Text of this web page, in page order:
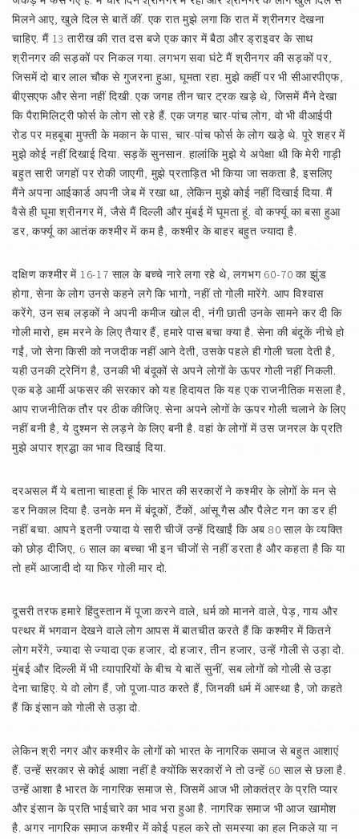
मिलने आए, खुले दिल से बातें कीं. एक रात मुझे लगा कि रात में श्रीनगर देखना
चाहिए. मैं 13 तारीख की रात दस बजे एक कार में बैठा और ड्राइवर के साथ
श्रीनगर की सड़कों पर निकल गया. लगभग सवा घंटे मैं श्रीनगर की सड़कों पर,
जिसमें दो बार लाल चौक से गुजरना हुआ, घूमता रहा. मुझे कहीं पर भी सीआरपीएफ,
बीएसएफ और सेना नहीं दिखी. एक जगह तीन चार ट्रक खड़े थे, जिसमें मैंने देखा
कि पैरामिलिट्री फोर्स के लोग सो रहे हैं. एक जगह चार-पांच लोग, वो भी वीआईपी
रोड पर महबूबा मुफ्ती के मकान के पास, चार-पांच फोर्स के लोग खड़े थे. पूरे शहर में
मुझे कोई नहीं दिखाई दिया. सड़कें सुनसान. हालांकि मुझे ये अपेक्षा थी कि मेरी गाड़ी
बहुत सारी जगहों पर रोकी जाएगी, मुझे प्रताड़ित भी किया जा सकता है, इसलिए
मैंने अपना आईकार्ड अपनी जेब में रखा था, लेकिन मुझे कोई नहीं दिखाई दिया. मैं
वैसे ही घूमा श्रीनगर में, जैसे मैं दिल्ली और मुंबई में घूमता हूं. वो कर्फ्यू का बसा हुआ
डर, कर्फ्यू का आतंक कश्मीर में कम है, कश्मीर के बाहर बहुत ज्यादा है.
दक्षिण कश्मीर में 16-17 साल के बच्चे नारे लगा रहे थे, लगभग 60-70 का झुंड
होगा, सेना के लोग उनसे कहने लगे कि भागो, नहीं तो गोली मारेंगे. आप विश्‍वास
करेंगे, उन सब लड़कों ने अपनी कमीज खोल दी, नंगी छाती उनके सामने कर दी कि
गोली मारो, हम मरने के लिए तैयार हैं, हमारे पास बचा क्या है. सेना की बंदूकें नीचे हो
गईं, जो सेना किसी को नजदीक नहीं आने देती, उसके पहले ही गोली चला देती है,
यही उनकी ट्रेनिंग है, उनकी भी बंदूकों से अपने लोगों के ऊपर गोली नहीं निकली.
एक बड़े आर्मी अफसर की सरकार को यह हिदायत कि यह एक राजनीतिक मसला है,
आप राजनीतिक तौर पर ठीक कीजिए. सेना अपने लोगों के ऊपर गोली चलाने के लिए
नहीं बनी है, ये दुश्मन से लड़ने के लिए बनी है. वहां के लोगों में उस जनरल के प्रति
मुझे अपार श्रद्धा का भाव दिखाई दिया.
दरअसल मैं ये बताना चाहता हूं कि भारत की सरकारों ने कश्मीर के लोगों के मन से
डर निकाल दिया है. उनके मन में बंदूकों, टैंकों, आंसू गैस और पैलेट गन का डर ही
नहीं बचा. आपने इतनी ज्यादा ये सारी चीजें उन्हें दिखाईं कि अब 80 साल के व्यक्ति
को छोड़ दीजिए, 6 साल का बच्चा भी इन चीजों से नहीं डरता है और कहता है कि या
तो हमें आजादी दो या फिर गोली मार दो.
दूसरी तरफ हमारे हिंदुस्तान में पूजा करने वाले, धर्म को मानने वाले, पेड़, गाय और
पत्थर में भगवान देखने वाले लोग आपस में बातचीत करते हैं कि कश्मीर में कितने
लोग मरेंगे, ज्यादा से ज्यादा एक हजार, दो हजार, तीन हजार, उन्हें गोली से उड़ा दो.
मुंबई और दिल्ली में भी व्यापारियों के बीच ये बातें सुनीं, सब लोगों को गोली से उड़ा
देना चाहिए. ये वो लोग हैं, जो पूजा-पाठ करते हैं, जिनकी धर्म में आस्था है, जो कहते
हैं कि इंसान को गोली से उड़ा दो.
लेकिन श्री नगर और कश्मीर के लोगों को भारत के नागरिक समाज से बहुत आशाएं
हैं. उन्हें सरकार से कोई आशा नहीं है क्योंकि सरकारों ने तो उन्हें 60 साल से छला है.
उन्हें आशा है भारत के नागरिक समाज से, जिसमें आज भी लोकतंत्र के प्रति प्यार
और इंसान के प्रति भाईचारे का भाव भरा हुआ है. नागरिक समाज भी आज खामोश
है. अगर नागरिक समाज कश्मीर में कोई पहल करे तो समस्या का हल निकले या न